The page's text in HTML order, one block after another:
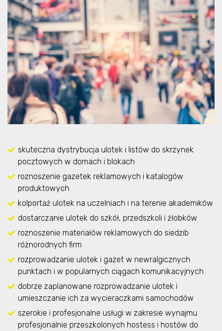
skuteczna dystrybucja ulotek i listów do skrzynek
pocztowych w domach i blokach
roznoszenie gazetek reklamowych i katalogów
produktowych
kolportaż ulotek na uczelniach i na terenie akademików
dostarczanie ulotek do szkół, przedszkoli i żłobków
roznoszenie materiałów reklamowych do siedzib
różnorodnych firm
rozprowadzanie ulotek i gazet w newralgicznych
punktach i w popularnych ciągach komunikacyjnych
dobrze zaplanowane rozprowadzanie ulotek i
umieszczanie ich za wycieraczkami samochodów
szerokie i profesjonalne usługi w zakresie wynajmu
profesjonalnie przeszkolonych hostess i hostów do